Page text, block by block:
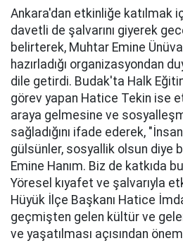
Ankara'dan etkinliğe katılmak
davetli de şalvarını giyerek
belirterek, Muhtar Emine
hazırladığı organizasyondan
dile getirdi. Budak'ta Halk
görev yapan Hatice Tekin ise
araya gelmesine ve
sağladığını ifade ederek,
gülsünler, sosyallik olsun diye
Emine Hanım. Biz de katkıda
Yöresel kıyafet ve şalvarıyla
Hüyük İlçe Başkanı Hatice
geçmişten gelen kültür ve
ve yaşatılması açısından